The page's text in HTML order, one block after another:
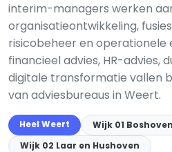
interim-managers werken
organisatieontwikkeling,
risicobeheer en operationele
financieel advies, HR-advies,
digitale transformatie vallen
van adviesbureaus in Weert.
Heel Weert
Wijk 01 Boshoven
Wijk 02 Laar en Hushoven